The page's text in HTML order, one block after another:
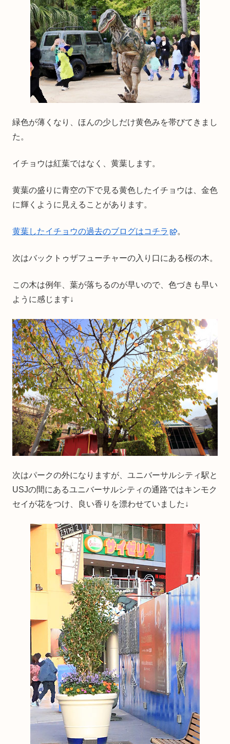
緑色が薄くなり、ほんの少しだけ黄色みを帯びてきまし
た。
イチョウは紅葉ではなく、黄葉します。
黄葉の盛りに青空の下で見る黄色したイチョウは、金色
に輝くように見えることがあります。
黄葉したイチョウの過去のブログはコチラ 。
次はバックトゥザフューチャーの入り口にある桜の木。
この木は例年、葉が落ちるのが早いので、色づきも早い
ように感じます↓
次はパークの外になりますが、ユニバーサルシティ駅と
USJの間にあるユニバーサルシティの通路ではキンモク
セイが花をつけ、良い香りを漂わせていました↓